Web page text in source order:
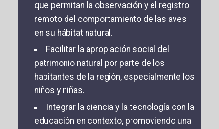
que permitan la observación y el registro
remoto del comportamiento de las aves
en su hábitat natural.
Facilitar la apropiación social del
patrimonio natural por parte de los
habitantes de la región, especialmente los
niños y niñas.
Integrar la ciencia y la tecnología con la
educación en contexto, promoviendo una